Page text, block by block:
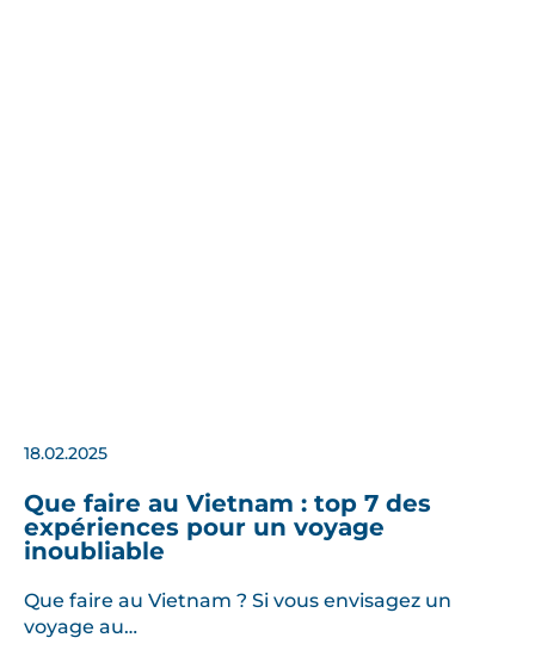
18.02.2025
Que faire au Vietnam : top 7 des
expériences pour un voyage
inoubliable
Que faire au Vietnam ? Si vous envisagez un
voyage au…